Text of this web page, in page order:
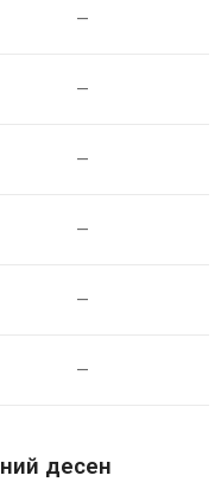
—
—
—
—
—
—
десен